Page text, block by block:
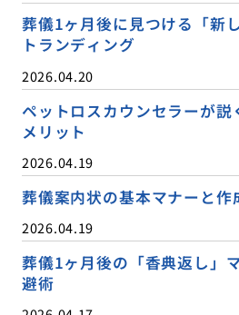
葬儀1ヶ月後に見つける「新
トランディング
2026.04.20
ペットロスカウンセラーが
メリット
2026.04.19
葬儀案内状の基本マナーと作
2026.04.19
葬儀1ヶ月後の「香典返し」
避術